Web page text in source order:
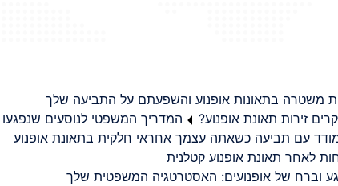
משטרה בתאונות אופנוע והשפעתם על התביעה שלך
זירות תאונת אופנוע?
המדריך המשפטי לנוסעים שנפגעו
עם תביעה כשאתה עצמך אחראי חלקית בתאונת אופנוע
לאחר תאונת אופנוע קטלנית
וברח של אופנועים: האסטרטגיה המשפטית שלך